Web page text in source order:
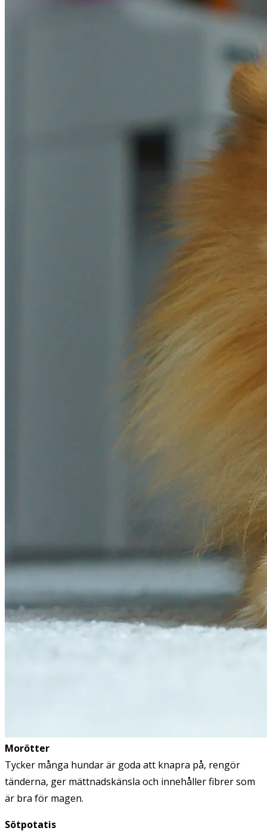
Morötter
Tycker många hundar är goda att knapra på, rengör
tänderna, ger mättnadskänsla och innehåller fibrer som
är bra för magen.
Sötpotatis